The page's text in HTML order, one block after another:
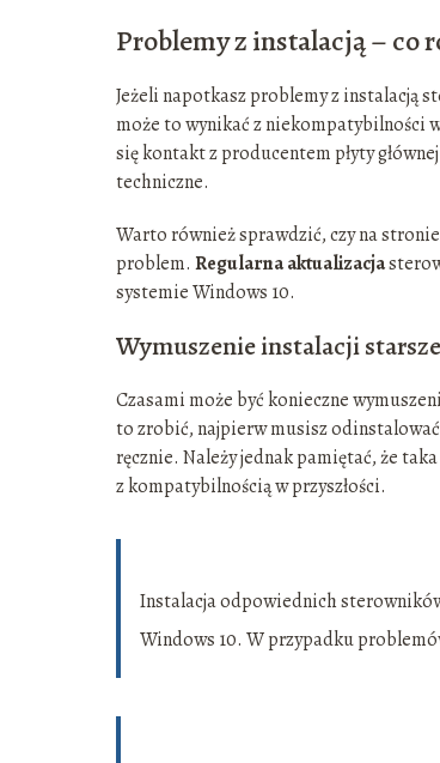
Problemy z instalacją – co
Jeżeli napotkasz problemy z instalacją
może to wynikać z niekompatybilności
się kontakt z producentem płyty
techniczne.
Warto również sprawdzić, czy na
problem. Regularna aktualizacja
systemie Windows 10.
Wymuszenie instalacji
Czasami może być konieczne
to zrobić, najpierw musisz
ręcznie. Należy jednak pamiętać, że
z kompatybilnością w przyszłości.
Instalacja odpowiednich
Windows 10. W przypadku